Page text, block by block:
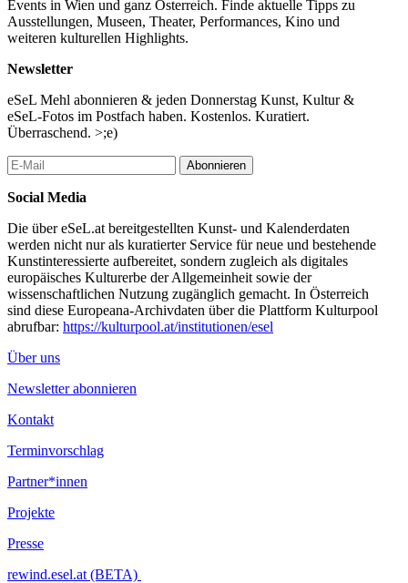
...Mehr lesen
Events in Wien und ganz Österreich. Finde aktuelle Tipps zu
Ausstellungen, Museen, Theater, Performances, Kino und
weiteren kulturellen Highlights.
Newsletter
eSeL Mehl abonnieren & jeden Donnerstag Kunst, Kultur &
eSeL-Fotos im Postfach haben. Kostenlos. Kuratiert.
Überraschend. >;e)
Abonnieren
Social Media
Die über eSeL.at bereitgestellten Kunst- und Kalenderdaten
werden nicht nur als kuratierter Service für neue und bestehende
Kunstinteressierte aufbereitet, sondern zugleich als digitales
europäisches Kulturerbe der Allgemeinheit sowie der
wissenschaftlichen Nutzung zugänglich gemacht. In Österreich
sind diese Europeana-Archivdaten über die Plattform Kulturpool
abrufbar: https://kulturpool.at/institutionen/esel
Über uns
Newsletter abonnieren
Kontakt
Terminvorschlag
Partner*innen
Projekte
Presse
rewind.esel.at (BETA)